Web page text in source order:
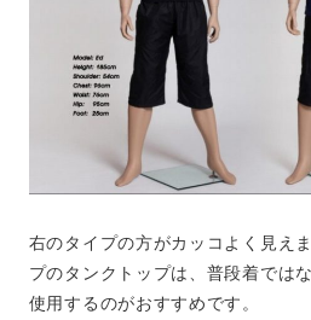
右のタイプの方がカッコよく見え
プのタンクトップは、普段着では
使用するのがおすすめです。